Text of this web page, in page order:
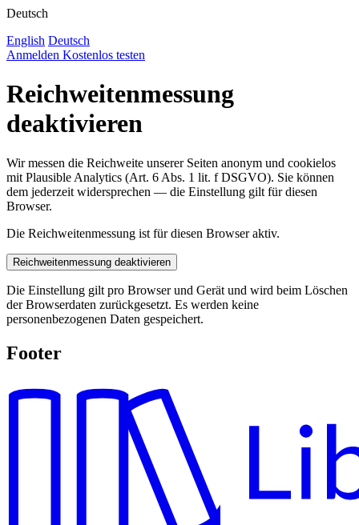
Deutsch
English Deutsch
Anmelden Kostenlos testen
Reichweitenmessung
deaktivieren
Wir messen die Reichweite unserer Seiten anonym und cookielos
mit Plausible Analytics (Art. 6 Abs. 1 lit. f DSGVO). Sie können
dem jederzeit widersprechen — die Einstellung gilt für diesen
Browser.
Die Reichweitenmessung ist für diesen Browser aktiv.
Reichweitenmessung deaktivieren
Die Einstellung gilt pro Browser und Gerät und wird beim Löschen
der Browserdaten zurückgesetzt. Es werden keine
personenbezogenen Daten gespeichert.
Footer